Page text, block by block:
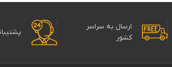
ارسال به سراسر
کشور